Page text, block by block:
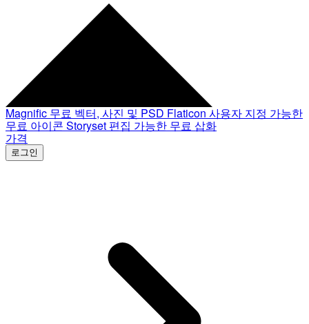
Magnific 무료 벡터, 사진 및 PSD Flaticon 사용자 지정 가능한
무료 아이콘 Storyset 편집 가능한 무료 삽화
가격
로그인